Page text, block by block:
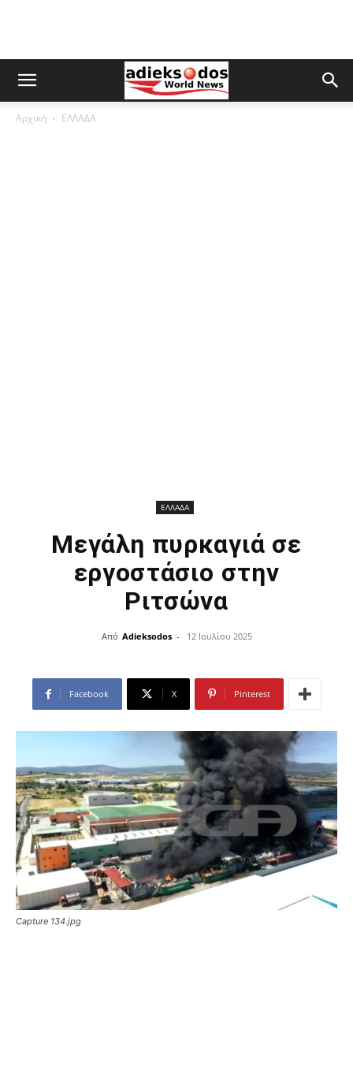
Αρχική ΕΛΛΑΔΑ
ΕΛΛΑΔΑ
Μεγάλη πυρκαγιά σε
εργοστάσιο στην
Ριτσώνα
Από Adieksodos - 12 Ιουλίου 2025
Facebook X Pinterest
Capture 134.jpg